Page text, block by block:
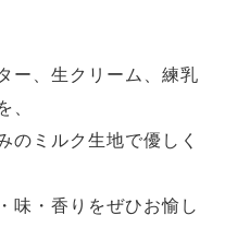
ー、生クリーム、練乳
、
のミルク生地で優しく
味・香りをぜひお愉し